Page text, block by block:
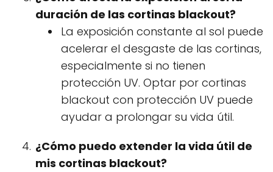
duración de las cortinas blackout?
La exposición constante al sol puede
acelerar el desgaste de las cortinas,
especialmente si no tienen
protección UV. Optar por cortinas
blackout con protección UV puede
ayudar a prolongar su vida útil.
¿Cómo puedo extender la vida útil de
mis cortinas blackout?